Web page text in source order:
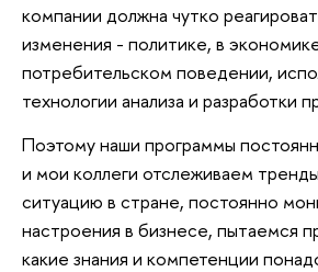
компании должна чутко
изменения - политике, в
потребительском поведении,
технологии анализа и разработки
Поэтому наши программы
и мои коллеги отслеживаем
ситуацию в стране, постоянно
настроения в бизнесе, пытаемся
какие знания и компетенции